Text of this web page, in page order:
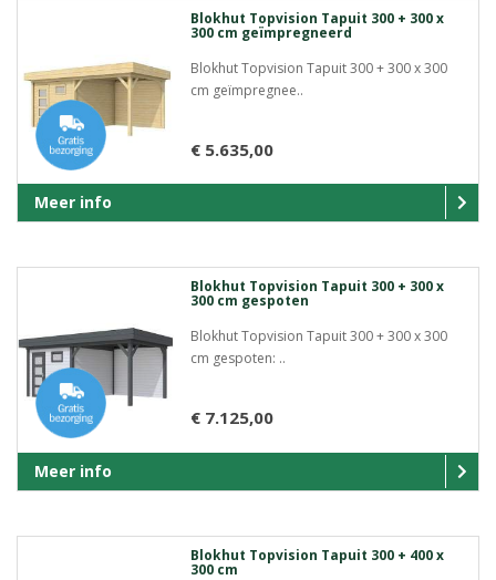
Blokhut Topvision Tapuit 300 + 300 x
300 cm geïmpregneerd
Blokhut Topvision Tapuit 300 + 300 x 300
cm geïmpregnee..
€ 5.635,00
Meer info
Blokhut Topvision Tapuit 300 + 300 x
300 cm gespoten
Blokhut Topvision Tapuit 300 + 300 x 300
cm gespoten: ..
€ 7.125,00
Meer info
Blokhut Topvision Tapuit 300 + 400 x
300 cm